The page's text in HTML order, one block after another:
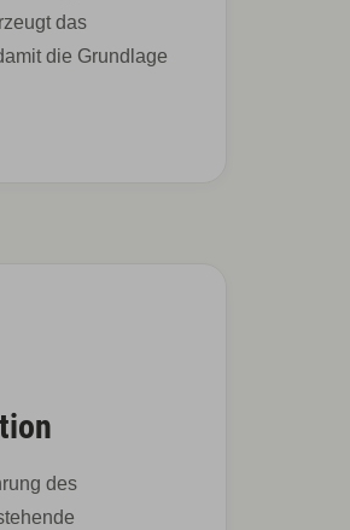
das
die Grundlage
des